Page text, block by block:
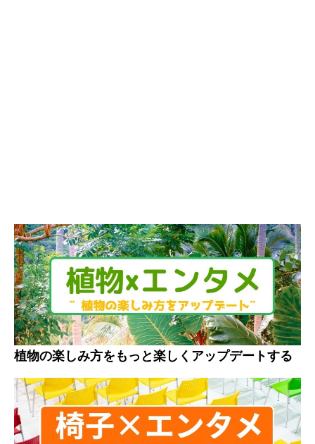
植物の楽しみ方をもっと楽しくアップデートする